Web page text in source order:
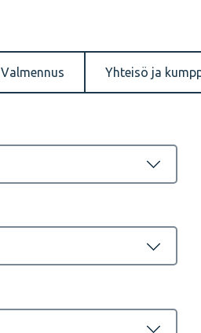
Valmennus Yhteisö ja